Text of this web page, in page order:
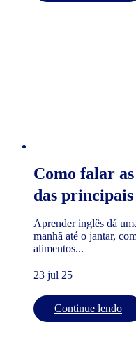
Como falar
das
Aprender inglês dá
manhã até o jantar,
alimentos...
23 jul 25
Continue lendo